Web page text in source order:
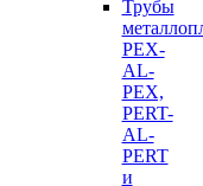
Трубы
PEX-
AL-
PEX,
PERT-
AL-
PERT
и